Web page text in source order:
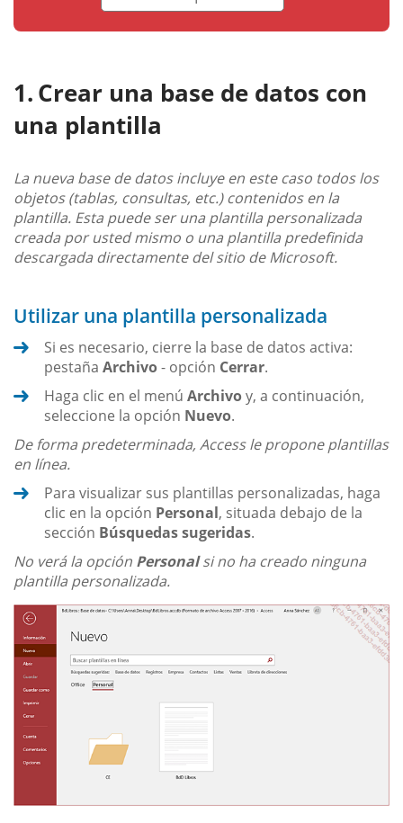
Crear una base de datos con
una plantilla
La nueva base de datos incluye en este caso todos los
objetos (tablas, consultas, etc.) contenidos en la
plantilla. Esta puede ser una plantilla personalizada
creada por usted mismo o una plantilla predefinida
descargada directamente del sitio de Microsoft.
Utilizar una plantilla personalizada
Si es necesario, cierre la base de datos activa:
pestaña Archivo- opción Cerrar.
Haga clic en el menú Archivoy, a continuación,
seleccione la opción Nuevo.
De forma predeterminada, Access le propone plantillas
en línea.
Para visualizar sus plantillas personalizadas, haga
clic en la opción Personal, situada debajo de la
sección Búsquedas sugeridas.
No verá la opción Personalsi no ha creado ninguna
plantilla personalizada.